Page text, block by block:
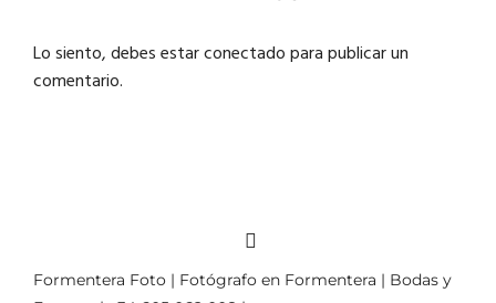
Lo siento, debes estarconectadopara publicar un
comentario.
Formentera Foto | Fotógrafo en Formentera | Bodas y